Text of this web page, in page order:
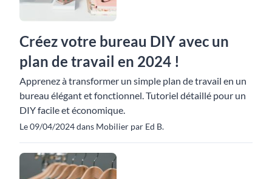
Créez votre bureau DIY avec un
plan de travail en 2024 !
Apprenez à transformer un simple plan de travail en un
bureau élégant et fonctionnel. Tutoriel détaillé pour un
DIY facile et économique.
Le 09/04/2024 dans Mobilier par Ed B.